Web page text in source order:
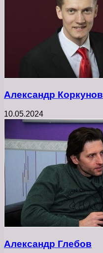
Александр Коркунов
10.05.2024
Александр Глебов